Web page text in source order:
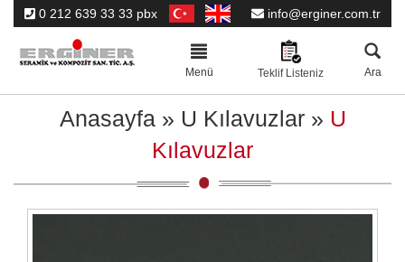
0 212 639 33 33 pbx info@erginer.com.tr
Toggle
navigation
Menü Teklif Listeniz Ara
Anasayfa» U Kılavuzlar» U
Kılavuzlar